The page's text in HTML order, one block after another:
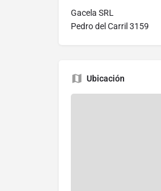
Gacela SRL
Pedro del Carril 3159
Ubicación